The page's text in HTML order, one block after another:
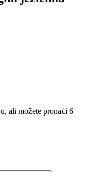
ali možete pronaći 6